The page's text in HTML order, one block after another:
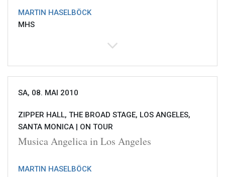
MARTIN HASELBÖCK
MHS
SA, 08. MAI 2010
ZIPPER HALL, THE BROAD STAGE, LOS ANGELES,
SANTA MONICA | ON TOUR
Musica Angelica in Los Angeles
MARTIN HASELBÖCK